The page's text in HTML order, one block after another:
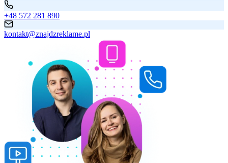
+48 572 281 890
kontakt@znajdzreklame.pl